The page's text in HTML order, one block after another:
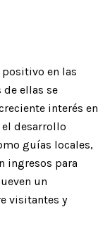
en las
de ellas se
interés en
desarrollo
guías locales,
ingresos para
un
visitantes y